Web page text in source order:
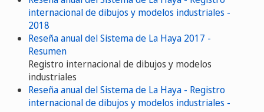
internacional de dibujos y modelos industriales -
2018
Reseña anual del Sistema de La Haya 2017 -
Resumen
Registro internacional de dibujos y modelos
industriales
Reseña anual del Sistema de La Haya - Registro
internacional de dibujos y modelos industriales -